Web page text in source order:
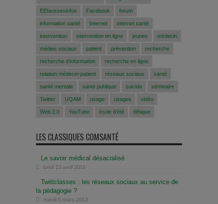
EEfaussesinfos Facebook forum
information santé Internet internet santé
intervention intervention en ligne jeunes médecin
médias sociaux patient prévention recherche
recherche d'information recherche en ligne
relation médecin-patient réseaux sociaux santé
santé mentale santé publique suicide séminaire
Twitter UQAM usage usages vidéo
Web 2.0 YouTube école d'été éthique
LES CLASSIQUES COMSANTÉ
Le savoir médical désacralisé
lundi 13 avril 2015
Twittclasses : les réseaux sociaux au service de
la pédagogie ?
mardi 5 mars 2013